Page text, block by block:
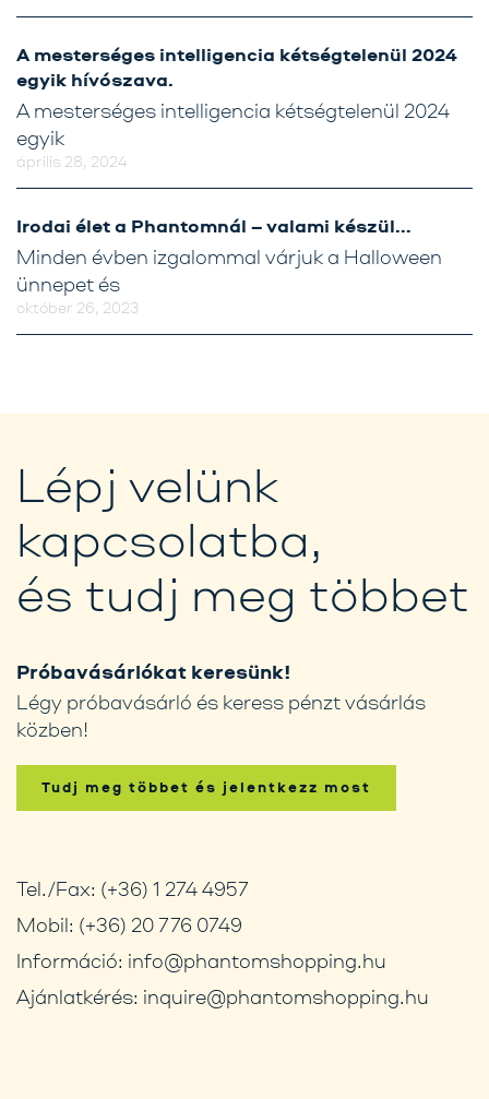
A mesterséges intelligencia kétségtelenül 2024
egyik hívószava.
április 28, 2024
A mesterséges intelligencia kétségtelenül 2024
egyik
Irodai élet a Phantomnál – valami készül…
október 26, 2023
Minden évben izgalommal várjuk a Halloween
ünnepet és
Lépj velünk
kapcsolatba,
és tudj meg többet
Próbavásárlókat keresünk!
Légy próbavásárló és keress pénzt vásárlás
közben!
Tudj meg többet és jelentkezz most
Tel./Fax: (+36) 1 274 4957
Mobil: (+36) 20 776 0749
Információ: info@phantomshopping.hu
Ajánlatkérés: inquire@phantomshopping.hu